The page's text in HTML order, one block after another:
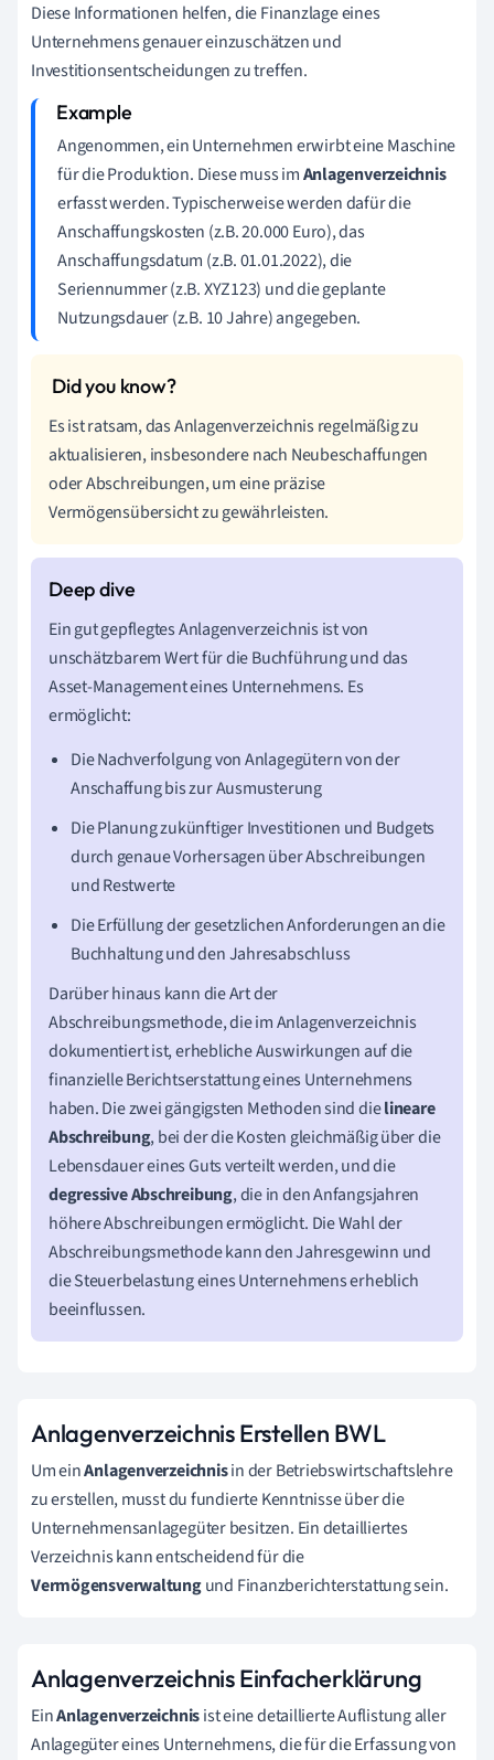
Diese Informationen helfen, die Finanzlage eines
Unternehmens genauer einzuschätzen und
Investitionsentscheidungen zu treffen.
Angenommen, ein Unternehmen erwirbt eine Maschine
für die Produktion. Diese muss imAnlagenverzeichnis
erfasst werden. Typischerweise werden dafür die
Anschaffungskosten (z.B. 20.000 Euro), das
Anschaffungsdatum (z.B. 01.01.2022), die
Seriennummer (z.B. XYZ123) und die geplante
Nutzungsdauer (z.B. 10 Jahre) angegeben.
Es ist ratsam, das Anlagenverzeichnis regelmäßig zu
aktualisieren, insbesondere nach Neubeschaffungen
oder Abschreibungen, um eine präzise
Vermögensübersicht zu gewährleisten.
Ein gut gepflegtes Anlagenverzeichnis ist von
unschätzbarem Wert für die Buchführung und das
Asset-Management eines Unternehmens. Es
ermöglicht:
Die Nachverfolgung von Anlagegütern von der
Anschaffung bis zur Ausmusterung
Die Planung zukünftiger Investitionen und Budgets
durch genaue Vorhersagen über Abschreibungen
und Restwerte
Die Erfüllung der gesetzlichen Anforderungen an die
Buchhaltung und den Jahresabschluss
Darüber hinaus kann die Art der
Abschreibungsmethode, die im Anlagenverzeichnis
dokumentiert ist, erhebliche Auswirkungen auf die
finanzielle Berichtserstattung eines Unternehmens
haben. Die zwei gängigsten Methoden sind dielineare
Abschreibung, bei der die Kosten gleichmäßig über die
Lebensdauer eines Guts verteilt werden, und die
degressive Abschreibung, die in den Anfangsjahren
höhere Abschreibungen ermöglicht. Die Wahl der
Abschreibungsmethode kann den Jahresgewinn und
die Steuerbelastung eines Unternehmens erheblich
beeinflussen.
Anlagenverzeichnis Erstellen BWL
Um einAnlagenverzeichnisin der Betriebswirtschaftslehre
zu erstellen, musst du fundierte Kenntnisse über die
Unternehmensanlagegüter besitzen. Ein detailliertes
Verzeichnis kann entscheidend für die
Vermögensverwaltungund Finanzberichterstattung sein.
Anlagenverzeichnis Einfacherklärung
EinAnlagenverzeichnisist eine detaillierte Auflistung aller
Anlagegüter eines Unternehmens, die für die Erfassung von